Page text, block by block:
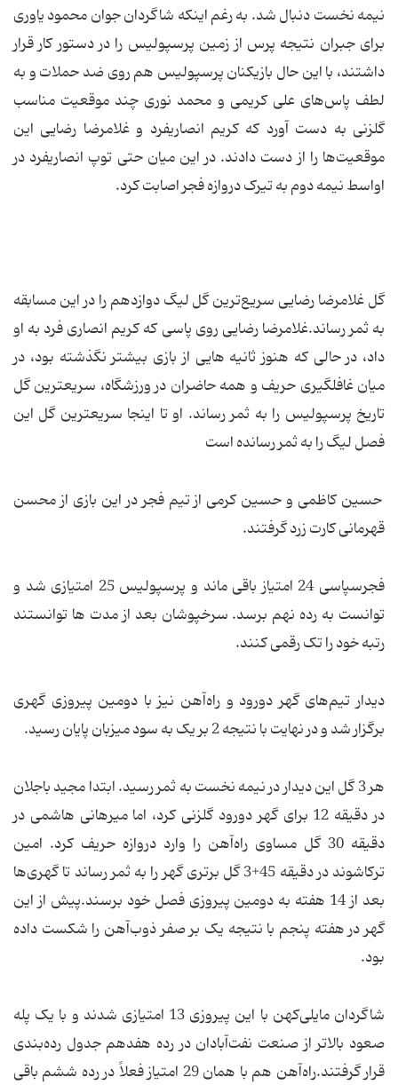
نیمه نخست دنبال شد. به رغم اینکه شاگردان جوان محمود یاوری
برای جبران نتیجه پرس از زمین پرسپولیس را در دستور کار قرار
داشتند، با این حال بازیکنان پرسپولیس هم روی ضد حملات و به
لطف پاس‌های علی کریمی و محمد نوری چند موقعیت مناسب
گلزنی به دست آورد که کریم انصاریفرد و غلامرضا رضایی این
موقعیت‌ها را از دست دادند. در این میان حتی توپ انصاریفرد در
اواسط نیمه دوم به تیرک دروازه فجر اصابت کرد.
گل غلامرضا رضایی سریع‌ترین گل لیگ دوازدهم را در این مسابقه
به ثمر رساند.غلامرضا رضایی روی پاسی که کریم انصاری فرد به او
داد، در حالی که هنوز ثانیه هایی از بازی بیشتر نگذشته بود، در
میان غافلگیری حریف و همه حاضران در ورزشگاه، سریعترین گل
تاریخ پرسپولیس را به ثمر رساند. او تا اینجا سریعترین گل این
فصل لیگ را به ثمر رسانده است
حسین کاظمی و حسین کرمی از تیم فجر در این بازی از محسن
قهرمانی کارت زرد گرفتند.
فجرسپاسی 24 امتیاز باقی ماند و پرسپولیس 25 امتیازی شد و
توانست به رده نهم برسد. سرخپوشان بعد از مدت ها توانستند
رتبه خود را تک رقمی کنند.
دیدار تیم‌های گهر دورود و راه‌آهن نیز با دومین پیروزی گهری
برگزار شد و در نهایت با نتیجه 2 بر یک به سود میزبان پایان رسید.
هر 3 گل این دیدار در نیمه نخست به ثمر رسید. ابتدا مجید باجلان
در دقیقه 12 برای گهر دورود گلزنی کرد، اما میرهانی هاشمی در
دقیقه 30 گل مساوی راه‌آهن را وارد دروازه حریف کرد. امین
ترکاشوند در دقیقه 45+3 گل برتری گهر را به ثمر رساند تا گهری‌ها
بعد از 14 هفته به دومین پیروزی فصل خود برسند.پیش از این
گهر در هفته پنجم با نتیجه یک بر صفر ذوب‌آهن را شکست داده
بود.
شاگردان مایلی‌کهن با این پیروزی 13 امتیازی شدند و با یک پله
صعود بالاتر از صنعت نفت‌آبادان در رده هفدهم جدول رده‌بندی
قرار گرفتند.راه‌آهن هم با همان 29 امتیاز فعلاً در رده ششم باقی